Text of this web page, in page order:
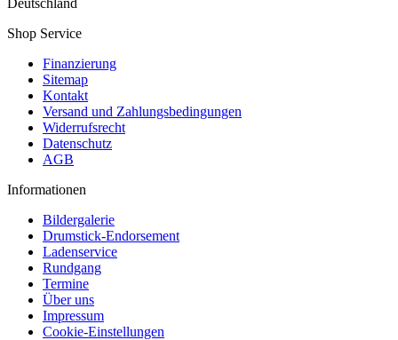
Shop Service
Finanzierung
Sitemap
Kontakt
Versand und Zahlungsbedingungen
Widerrufsrecht
Datenschutz
AGB
Informationen
Bildergalerie
Drumstick-Endorsement
Ladenservice
Rundgang
Termine
Über uns
Impressum
Cookie-Einstellungen